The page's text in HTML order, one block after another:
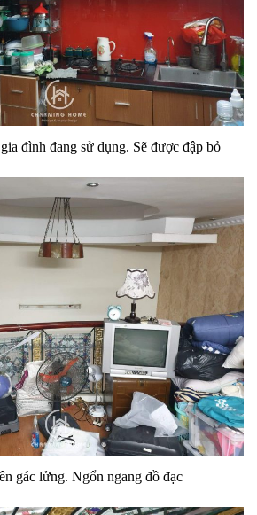
đình đang sử dụng. Sẽ được đập bỏ
gác lửng. Ngổn ngang đồ đạc